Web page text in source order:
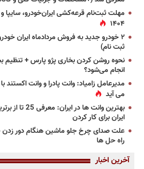
مهلت ثبت‌نام قرعه‌کشی ایران‌خودرو، سایپا
۱۴۰۴
۲ خودرو جدید به فروش مردادماه ایران
ثبت نام)
نحوه روشن کردن بخاری پژو پارس + تنظیم
انجام می‌شود؟
مدیرعامل زامیاد: وانت پادرا و وانت اکستند
می آید
بهترین وانت ها در
ایران برای کار کردن
علت صدای چرخ جلو ماشین هنگام دور
راه حل ها
آخرین اخبار